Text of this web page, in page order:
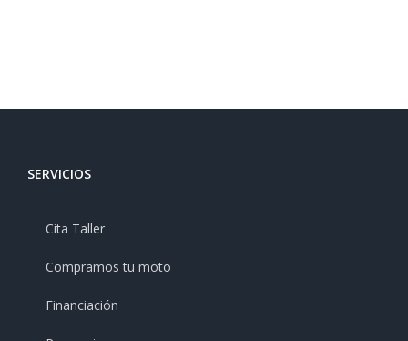
SERVICIOS
Cita Taller
Compramos tu moto
Financiación